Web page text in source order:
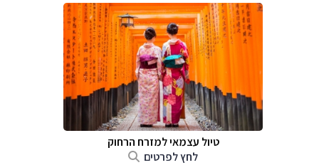
טיול עצמאי למזרח הרחוק
לחץ לפרטים